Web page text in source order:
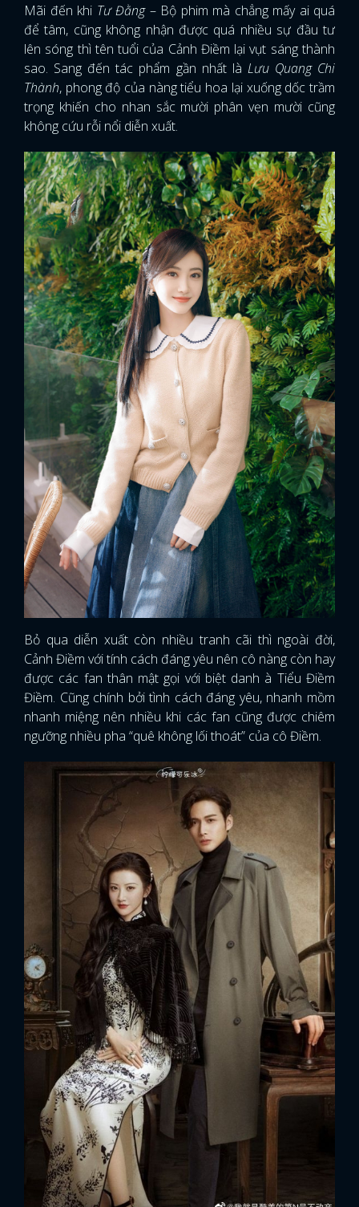
Mãi đến khi Tư Đằng– Bộ phim mà chẳng mấy ai quá
để tâm, cũng không nhận được quá nhiều sự đầu tư
lên sóng thì tên tuổi của Cảnh Điềm lại vụt sáng thành
sao. Sang đến tác phẩm gần nhất là Lưu Quang Chi
Thành, phong độ của nàng tiểu hoa lại xuống dốc trầm
trọng khiến cho nhan sắc mười phân vẹn mười cũng
không cứu rỗi nổi diễn xuất.
Bỏ qua diễn xuất còn nhiều tranh cãi thì ngoài đời,
Cảnh Điềm với tính cách đáng yêu nên cô nàng còn hay
được các fan thân mật gọi với biệt danh à Tiểu Điềm
Điềm. Cũng chính bởi tình cách đáng yêu, nhanh mồm
nhanh miệng nên nhiều khi các fan cũng được chiêm
ngưỡng nhiều pha “quê không lối thoát” của cô Điềm.